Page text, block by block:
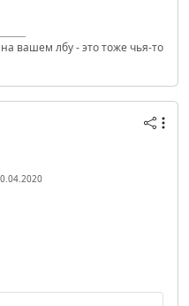
вашем лбу - это тоже чья-то